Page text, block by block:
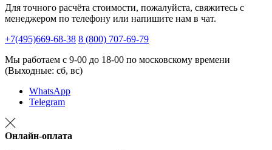
Для точного расчёта стоимости, пожалуйста, свяжитесь с
менеджером по телефону или напишите нам в чат.
+7(495)669-68-38 8 (800) 707-69-79
Мы работаем с 9-00 до 18-00 по московскому времени
(Выходные: сб, вс)
WhatsApp
Telegram
Онлайн-оплата